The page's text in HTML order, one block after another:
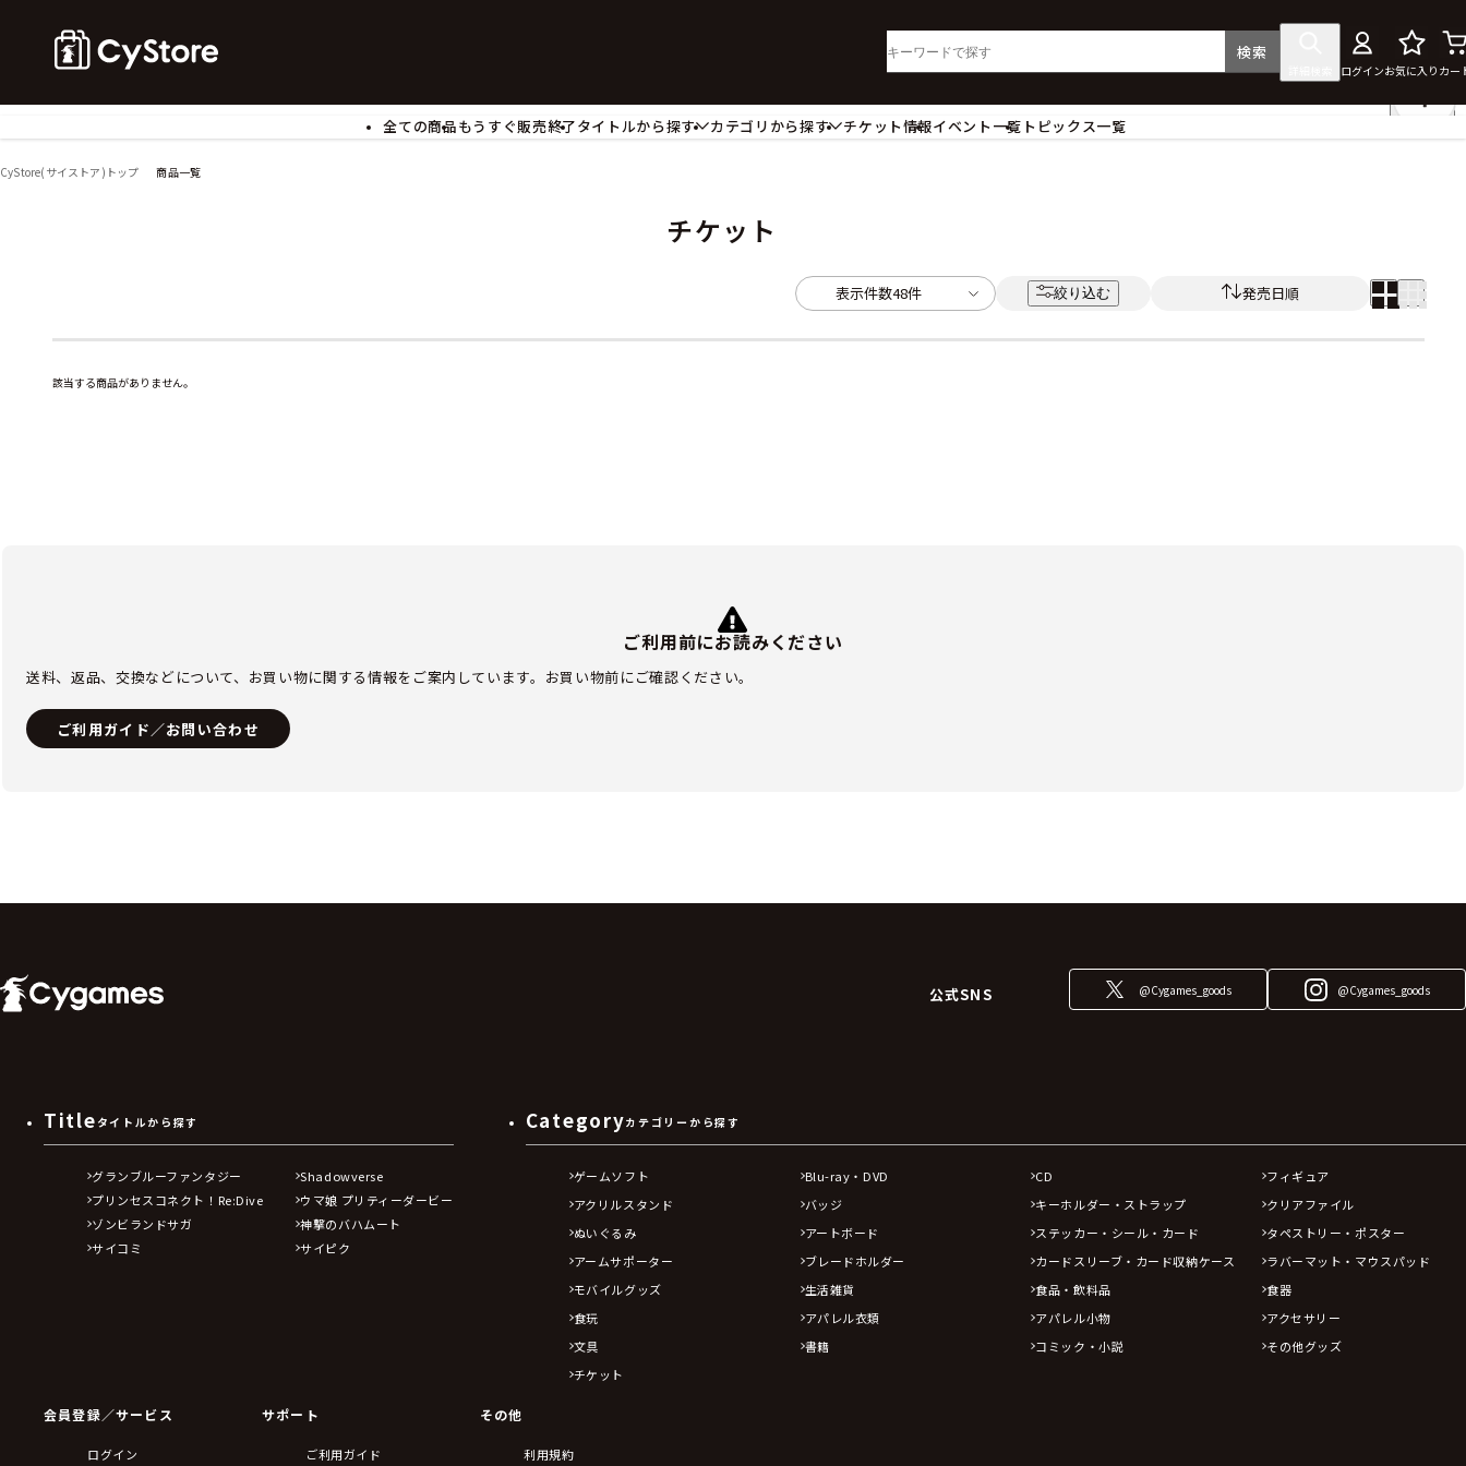
検索
ログインお気に入り カー
全ての商品もうすぐ販売終了タイトルから探す
カテゴリから探す
アクリルスタンド
カードスリーブ・カード収納ケース
アパレル小物
アクセサリー
チケット情報イベント一覧 トピックス一覧
CyStore(サイストア)トップ 商品一覧
チケット
表示件数48件 絞り込む 発売日順
該当する商品がありません。
ご利用前にお読みください
送料、返品、交換などについて、お買い物に関する情報をご案内しています。お買い物前にご確認ください。
ご利用ガイド／お問い合わせ
公式SNS @Cygames_goods @Cygames_goods
Title タイトルから探す
グランブルーファンタジー
Shadowverse
プリンセスコネクト！Re:Dive
ウマ娘 プリティーダービー
ゾンビランドサガ
神撃のバハムート
サイコミ
サイピク
Categoryカテゴリーから探す
ゲームソフト Blu-ray・DVD CD
フィギュア
アクリルスタンド
バッジ キーホルダー・ストラップ
クリアファイル
ぬいぐるみ
アートボード ステッカー・シール・カード
タペストリー・ポスター
アームサポーター
ブレードホルダー カードスリーブ・カード収納ケース
ラバーマット・マウスパッド
モバイルグッズ
生活雑貨 食品・飲料品
食器
食玩
アパレル衣類 アパレル小物
アクセサリー
文具
書籍 コミック・小説
その他グッズ
チケット
会員登録／サービス
ログイン
サポート
ご利用ガイド
その他
利用規約